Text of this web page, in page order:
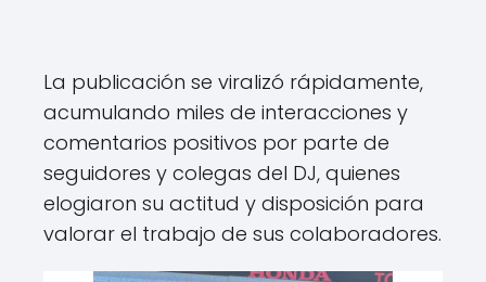
La publicación se viralizó rápidamente,
acumulando miles de interacciones y
comentarios positivos por parte de
seguidores y colegas del DJ, quienes
elogiaron su actitud y disposición para
valorar el trabajo de sus colaboradores.